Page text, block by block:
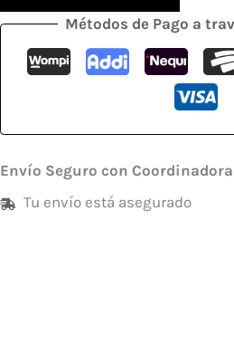
Métodos de Pago a
Envío Seguro con Coordinadora
Tu envío está asegurado